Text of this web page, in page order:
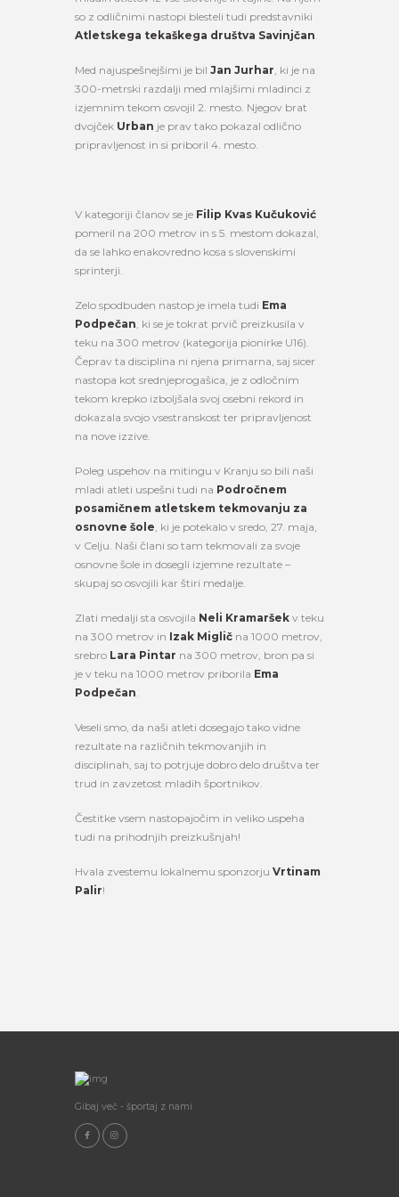
so z odličnimi nastopi blesteli tudi predstavniki
Atletskega tekaškega društva Savinjčan.
Med najuspešnejšimi je bil Jan Jurhar, ki je na
300-metrski razdalji med mlajšimi mladinci z
izjemnim tekom osvojil 2. mesto. Njegov brat
dvojček Urban je prav tako pokazal odlično
pripravljenost in si priboril 4. mesto.
V kategoriji članov se je Filip Kvas Kučuković
pomeril na 200 metrov in s 5. mestom dokazal,
da se lahko enakovredno kosa s slovenskimi
sprinterji.
Zelo spodbuden nastop je imela tudi Ema
Podpečan, ki se je tokrat prvič preizkusila v
teku na 300 metrov (kategorija pionirke U16).
Čeprav ta disciplina ni njena primarna, saj sicer
nastopa kot srednjeprogašica, je z odločnim
tekom krepko izboljšala svoj osebni rekord in
dokazala svojo vsestranskost ter pripravljenost
na nove izzive.
Poleg uspehov na mitingu v Kranju so bili naši
mladi atleti uspešni tudi na Področnem
posamičnem atletskem tekmovanju za
osnovne šole, ki je potekalo v sredo, 27. maja,
v Celju. Naši člani so tam tekmovali za svoje
osnovne šole in dosegli izjemne rezultate –
skupaj so osvojili kar štiri medalje.
Zlati medalji sta osvojila Neli Kramaršek v teku
na 300 metrov in Izak Miglič na 1000 metrov,
srebro Lara Pintar na 300 metrov, bron pa si
je v teku na 1000 metrov priborila Ema
Podpečan.
Veseli smo, da naši atleti dosegajo tako vidne
rezultate na različnih tekmovanjih in
disciplinah, saj to potrjuje dobro delo društva ter
trud in zavzetost mladih športnikov.
Čestitke vsem nastopajočim in veliko uspeha
tudi na prihodnjih preizkušnjah!
Hvala zvestemu lokalnemu sponzorju Vrtinam
Palir!
Gibaj več - športaj z nami